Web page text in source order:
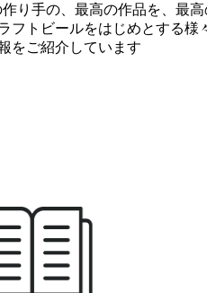
り手の、最高の作品を、最
フトビールをはじめとする様
をご紹介しています